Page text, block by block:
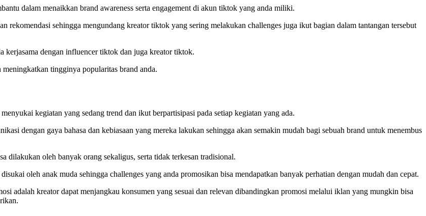
dalam menaikkan brand awareness serta engagement di akun tiktok yang anda miliki.
sehingga mengundang kreator tiktok yang sering melakukan challenges juga ikut bagian dalam tantangan tersebut
kerjasama dengan influencer tiktok dan juga kreator tiktok.
tingginya popularitas brand anda.
kegiatan yang sedang trend dan ikut berpartisipasi pada setiap kegiatan yang ada.
dengan gaya bahasa dan kebiasaan yang mereka lakukan sehingga akan semakin mudah bagi sebuah brand untuk menembus
dilakukan oleh banyak orang sekaligus, serta tidak terkesan tradisional.
oleh anak muda sehingga challenges yang anda promosikan bisa mendapatkan banyak perhatian dengan mudah dan cepat.
adalah kreator dapat menjangkau konsumen yang sesuai dan relevan dibandingkan promosi melalui iklan yang mungkin bisa